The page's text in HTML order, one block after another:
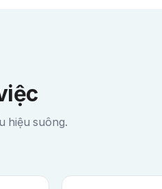
hiệu suông.